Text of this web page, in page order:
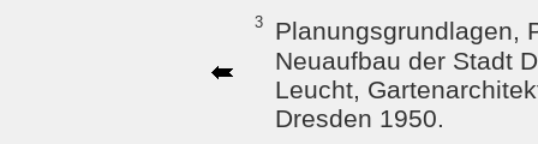
3
Planungsgrundlagen,
Neuaufbau der Stadt
Leucht,
Dresden 1950.